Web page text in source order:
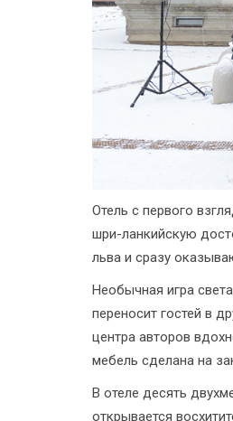
Отель с первого
шри-ланкийскую
льва и сразу
Необычная игра
переносит гостей в
центра авторов
мебель сделана на
В отеле десять
открывается